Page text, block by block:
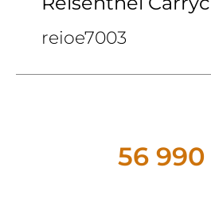
reioe7003
56 990